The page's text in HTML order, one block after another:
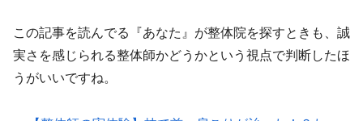
この記事を読んでる『あなた』が整体院を探すときも、誠
実さを感じられる整体師かどうかという視点で判断したほ
うがいいですね。